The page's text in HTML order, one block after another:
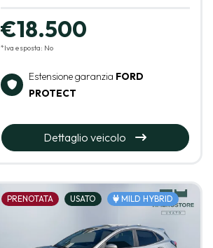
€18.500
*Iva esposta: No
Estensione garanzia FORD
PROTECT
Dettaglio veicolo
PRENOTATA USATO MILD HYBRID